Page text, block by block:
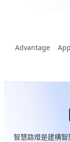
Advantage
智慧路燈是建構